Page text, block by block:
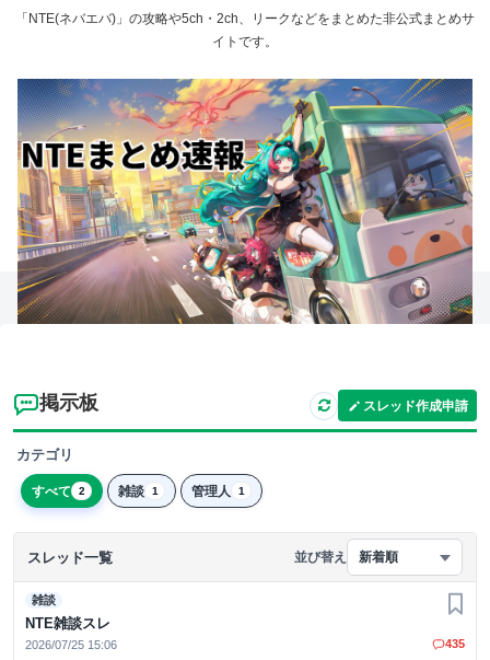
「NTE(ネバエバ)」の攻略や5ch・2ch、リークなどをまとめた非公式まとめサ
イトです。
掲示板 スレッド作成申請
カテゴリ
すべて 2 雑談 1 管理人 1
スレッド一覧 並び替え 新着順
雑談
NTE雑談スレ
2026/07/25 15:06
お気
435